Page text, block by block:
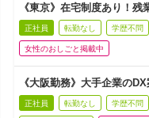
《東京》在宅制度あり！残
正社員 転勤なし 学歴不問
女性のおしごと掲載中
《大阪勤務》大手企業の
正社員 転勤なし 学歴不問